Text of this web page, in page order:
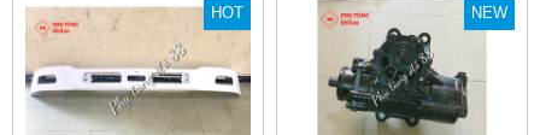
HOT NEW